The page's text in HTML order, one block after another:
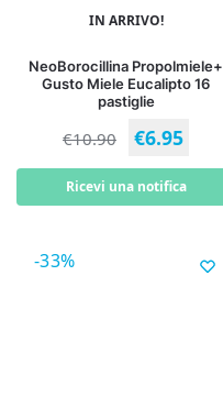
IN ARRIVO!
NeoBorocillina Propolmiele+
Gusto Miele Eucalipto 16
pastiglie
€10.90 €6.95
Ricevi una notifica
-33%